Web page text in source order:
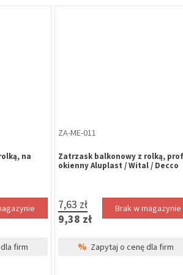
stal
firm
KD-HR-033
Kłódka B-Harko HS 50 mm
zatrzaskowa, marynistyczna stal
35,89 zł
44,14 zł
Brak w magazynie
% Zapytaj o cenę dla firm